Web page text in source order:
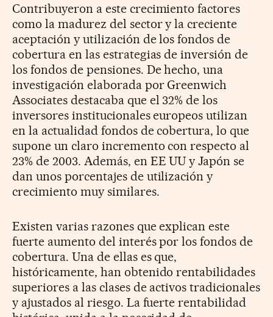
Contribuyeron a este crecimiento factores
como la madurez del sector y la creciente
aceptación y utilización de los fondos de
cobertura en las estrategias de inversión de
los fondos de pensiones. De hecho, una
investigación elaborada por Greenwich
Associates destacaba que el 32% de los
inversores institucionales europeos utilizan
en la actualidad fondos de cobertura, lo que
supone un claro incremento con respecto al
23% de 2003. Además, en EE UU y Japón se
dan unos porcentajes de utilización y
crecimiento muy similares.
Existen varias razones que explican este
fuerte aumento del interés por los fondos de
cobertura. Una de ellas es que,
históricamente, han obtenido rentabilidades
superiores a las clases de activos tradicionales
y ajustados al riesgo. La fuerte rentabilidad